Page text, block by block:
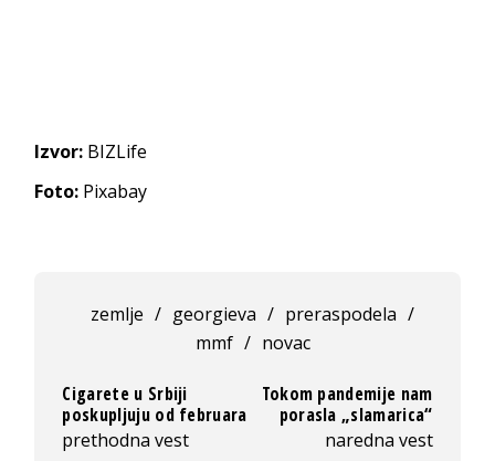
Izvor: BIZLife
Foto: Pixabay
zemlje / georgieva / preraspodela /
mmf / novac
Cigarete u Srbiji
poskupljuju od februara
prethodna vest
Tokom pandemije nam
porasla „slamarica“
naredna vest